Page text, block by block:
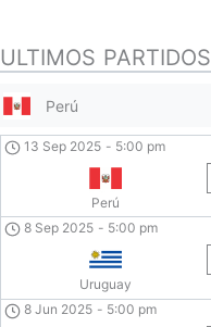
ULTIMOS PARTIDOS
Perú
13 Sep 2025 - 5:00 pm
Perú
8 Sep 2025 - 5:00 pm
Uruguay
8 Jun 2025 - 5:00 pm